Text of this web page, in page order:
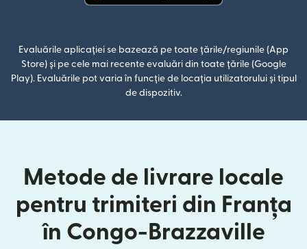
Evaluările aplicației se bazează pe toate țările/regiunile (App
Store) și pe cele mai recente evaluări din toate țările (Google
Play). Evaluările pot varia în funcție de locația utilizatorului și tipul
de dispozitiv.
Metode de livrare locale
pentru trimiteri din Franța
în Congo-Brazzaville